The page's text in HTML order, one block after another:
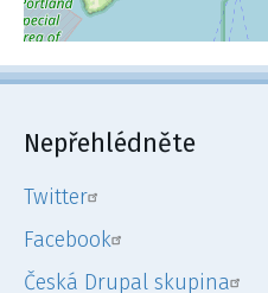
Nepřehlédněte
Twitter
Facebook
Česká Drupal skupina